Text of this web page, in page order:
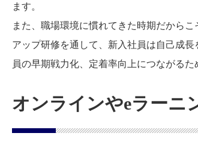
ます。
また、職場環境に慣れてきた時期だから
アップ研修を通して、新入社員は自己成
員の早期戦力化、定着率向上につながる
オンラインやeラーニ